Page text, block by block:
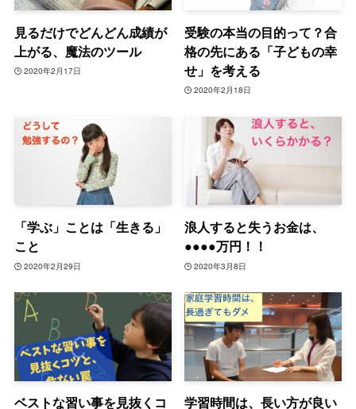
見るだけでどんどん成績が
上がる、魔法のツール
2020年2月17日
受験の本当の目的って？合
格の先にある「子どもの幸
せ」を考える
2020年2月18日
「学ぶ」ことは「生きる」
こと
2020年2月29日
浪人すると失うお金は、
●●●●万円！！
2020年3月8日
ベストな習い事を見抜くコ
学習時間は、長い方が良い